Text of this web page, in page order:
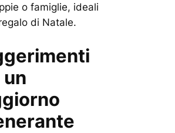
o famiglie, ideali
di Natale.